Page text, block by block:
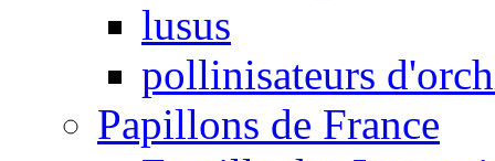
lusus
pollinisateurs
Papillons de France